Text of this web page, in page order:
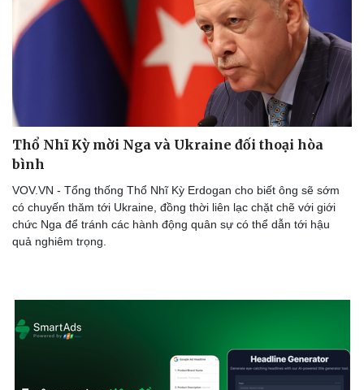
Thể thao
Bóng đá
Lịch thi đấu bóng đá
Ô tô - Xe máy
Ô tô
Xe máy
Tư vấn
Thổ Nhĩ Kỳ mời Nga và Ukraine đối thoại hòa
bình
VOV.VN - Tổng thống Thổ Nhĩ Kỳ Erdogan cho biết ông sẽ sớm
có chuyến thăm tới Ukraine, đồng thời liên lạc chặt chẽ với giới
chức Nga để tránh các hành động quân sự có thể dẫn tới hậu
quả nghiêm trọng.